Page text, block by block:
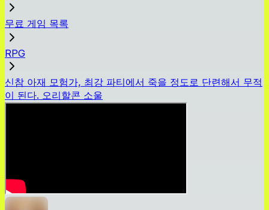
무료 게임 목록
RPG
신참 아재 모험가, 최강 파티에서 죽을 정도로 단련해서 무적
이 된다. 오리할콘 소울